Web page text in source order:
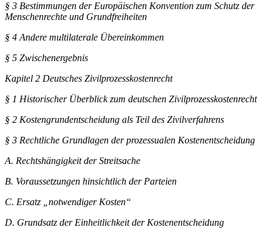
§ 3 Bestimmungen der Europäischen Konvention zum Schutz der
Menschenrechte und Grundfreiheiten
§ 4 Andere multilaterale Übereinkommen
§ 5 Zwischenergebnis
Kapitel 2 Deutsches Zivilprozesskostenrecht
§ 1 Historischer Überblick zum deutschen Zivilprozesskostenrecht
§ 2 Kostengrundentscheidung als Teil des Zivilverfahrens
§ 3 Rechtliche Grundlagen der prozessualen Kostenentscheidung
A. Rechtshängigkeit der Streitsache
B. Voraussetzungen hinsichtlich der Parteien
C. Ersatz „notwendiger Kosten“
D. Grundsatz der Einheitlichkeit der Kostenentscheidung